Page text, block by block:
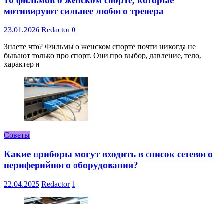
мотивируют сильнее любого тренера
23.01.2026 Redactor 0
Знаете что? Фильмы о женском спорте почти никогда не
бывают только про спорт. Они про выбор, давление, тело,
характер и
Советы
Какие приборы могут входить в список сетевого
периферийного оборудования?
22.04.2025 Redactor 1